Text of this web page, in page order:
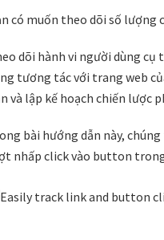
có muốn theo dõi số lượng
dõi hành vi người dùng
tương tác với trang web
và lập kế hoạch chiến lược
bài hướng dẫn này,
nhấp click vào button